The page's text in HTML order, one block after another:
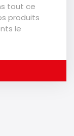
tout ce
produits
le